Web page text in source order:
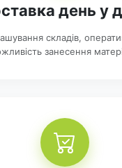
день у
складів,
занесення